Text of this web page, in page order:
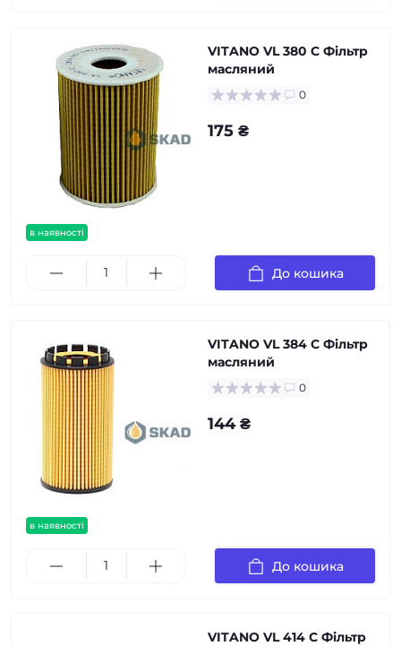
в наявності
VITANO VL 380 C Фільтр
масляний
0
175 ₴
До кошика
в наявності
VITANO VL 384 C Фільтр
масляний
0
144 ₴
До кошика
VITANO VL 414 C Фільтр